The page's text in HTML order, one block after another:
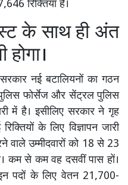
रिक्तियां हैं।
के साथ ही अंत
नई बटालियनों का गठन
फोर्सेज और सेंट्रल पुलिस
में है। इसीलिए सरकार ने गृह
के लिए विज्ञापन जारी
उम्मीदवारों को 18 से 23
कम से कम वह दसवीं पास हों।
पदों के लिए वेतन 21,700-